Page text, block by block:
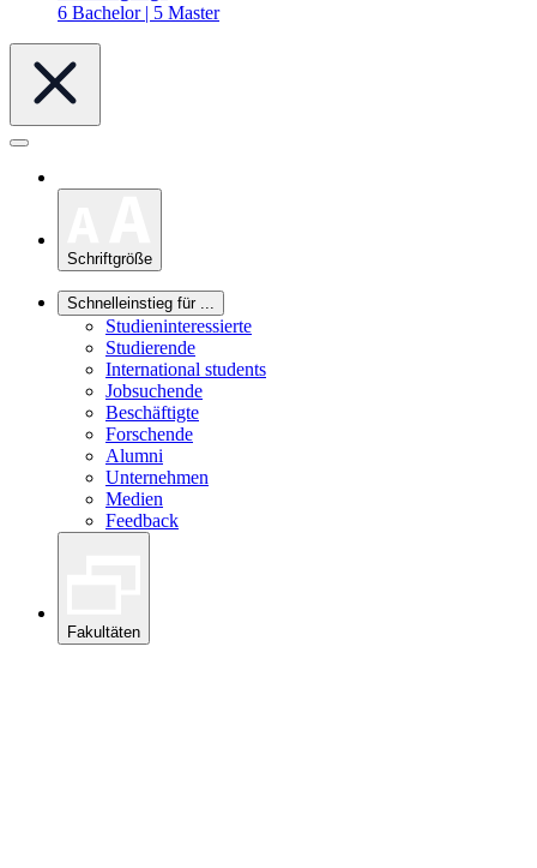
6 Bachelor | 5 Master
Schriftgröße
Schnelleinstieg für ...
Studieninteressierte
Studierende
International students
Jobsuchende
Beschäftigte
Forschende
Alumni
Unternehmen
Medien
Feedback
Fakultäten